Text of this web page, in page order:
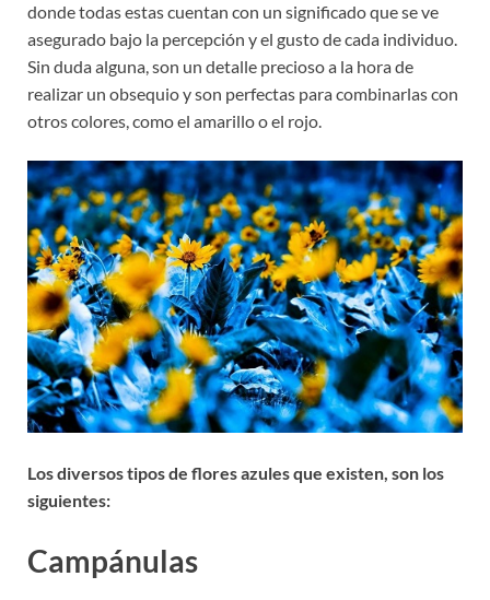
donde todas estas cuentan con un significado que se ve
asegurado bajo la percepción y el gusto de cada individuo.
Sin duda alguna, son un detalle precioso a la hora de
realizar un obsequio y son perfectas para combinarlas con
otros colores, como el amarillo o el rojo.
Los diversos tipos de flores azules que existen, son los
siguientes:
Campánulas